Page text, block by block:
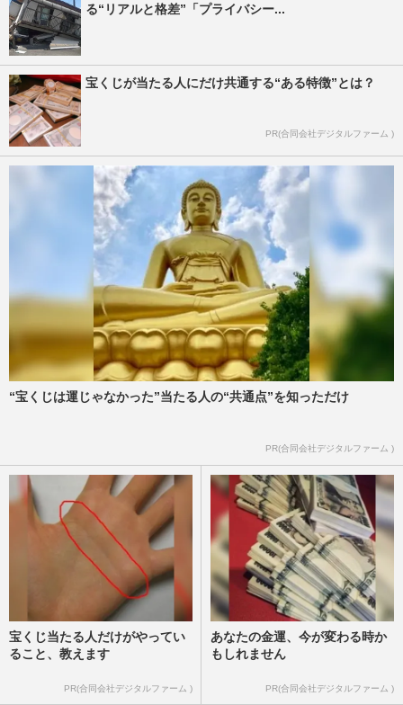
る“リアルと格差”「プライバシー...
宝くじが当たる人にだけ共通する“ある特徴”とは？
PR(合同会社デジタルファーム )
“宝くじは運じゃなかった”当たる人の“共通点”を知っただけ
PR(合同会社デジタルファーム )
宝くじ当たる人だけがやってい
ること、教えます
PR(合同会社デジタルファーム )
あなたの金運、今が変わる時か
もしれません
PR(合同会社デジタルファーム )